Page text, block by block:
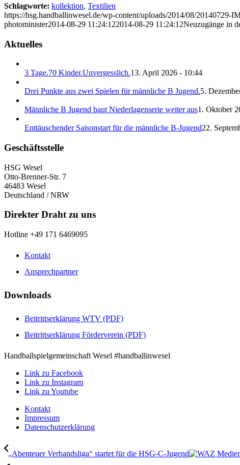
Schlagworte: kollektion, Textilien
https://hsg.handballinwesel.de/wp-content/uploads/2014/08/20140729-
photominister2014-08-29 11:24:122014-08-29 11:24:12Neuzugänge in
Aktuelles
3 Tage.70 Kinder.Unvergesslich.13. April 2026 - 10:44
Drei Punkte aus zwei Spielen für männliche B Jugend.5.
Männliche B Jugend baut Niederlagenserie weiter aus1. Oktober
Enttäuschender Saisonstart für die männliche B-Jugend22.
Geschäftsstelle
HSG Wesel
Otto-Brenner-Str. 7
46483 Wesel
Deutschland / NRW
Direkter Draht zu uns
Hotline +49 171 6469095
Kontakt
Ansprechpartner
Downloads
Beitrittserklärung WTV (PDF)
Beitrittserklärung Förderverein (PDF)
Handballspielgemeinschaft Wesel #handballinwesel
Link zu Facebook
Link zu Instagram
Link zu Youtube
Kontakt
Impressum
Datenschutzerklärung
„Abenteuer Verbandsliga“ startet für die HSG-C-Jugend